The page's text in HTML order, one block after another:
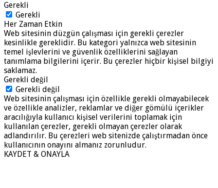
Gerekli
Gerekli
Her Zaman Etkin
Web sitesinin düzgün çalışması için gerekli çerezler
kesinlikle gereklidir. Bu kategori yalnızca web sitesinin
temel işlevlerini ve güvenlik özelliklerini sağlayan
tanımlama bilgilerini içerir. Bu çerezler hiçbir kişisel bilgiyi
saklamaz.
Gerekli değil
Gerekli değil
Web sitesinin çalışması için özellikle gerekli olmayabilecek
ve özellikle analizler, reklamlar ve diğer gömülü içerikler
aracılığıyla kullanıcı kişisel verilerini toplamak için
kullanılan çerezler, gerekli olmayan çerezler olarak
adlandırılır. Bu çerezleri web sitenizde çalıştırmadan önce
kullanıcının onayını almanız zorunludur.
KAYDET & ONAYLA